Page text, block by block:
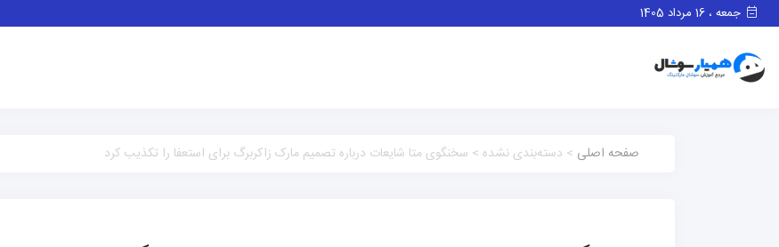
جمعه ، 16 مرداد 1405
صفحه اصلی > دسته‌بندی نشده > سخنگوی متا شایعات درباره تصمیم مارک زاکربرگ برای استعفا را تکذیب کرد